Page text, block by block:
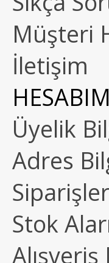
Müşteri
İletişim
HESABIM
Üyelik
Adres
Stok